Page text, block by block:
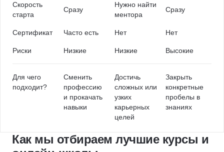
Скорость
старта
Сразу
Нужно найти
ментора
Сразу
Сертификат Часто есть Нет Нет
Риски Низкие Низкие Высокие
Для чего
подходит?
Сменить
профессию
и прокачать
навыки
Достичь
сложных или
узких
карьерных
целей
Закрыть
конкретные
пробелы в
знаниях
Как мы отбираем лучшие курсы и